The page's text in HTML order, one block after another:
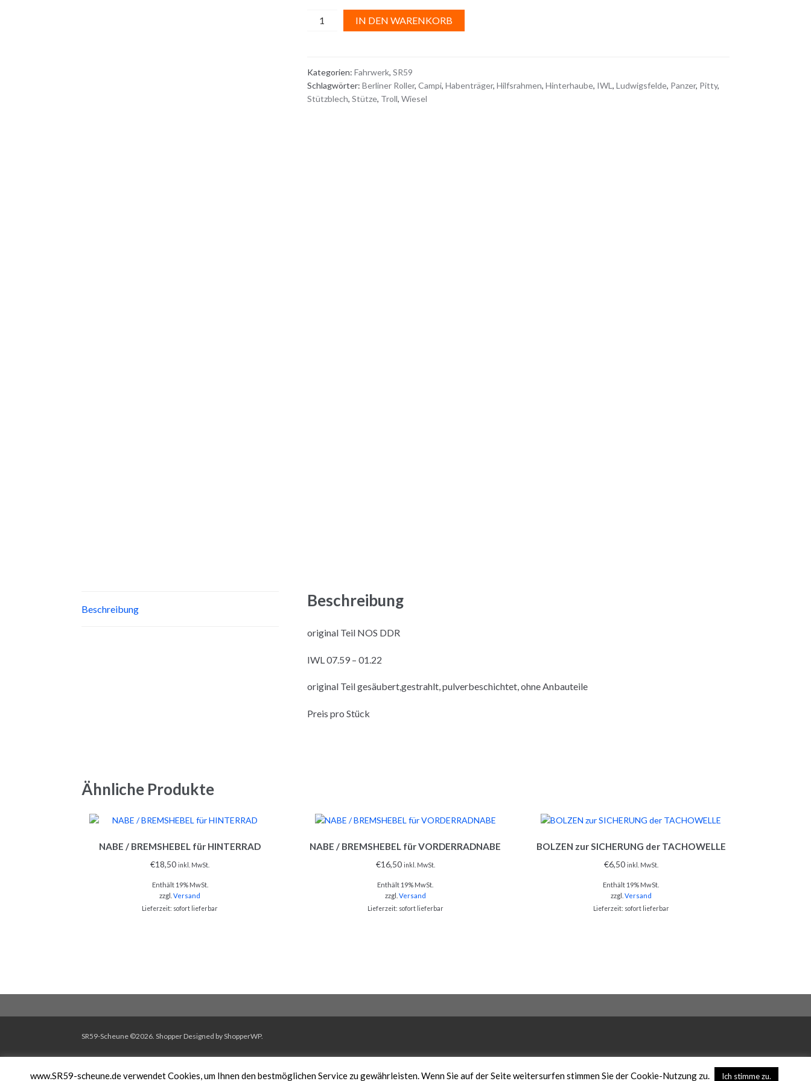
STÜTZE
IN DEN WARENKORB
n
Kategorien: Fahrwerk, SR59
Schlagwörter: Berliner Roller, Campi, Habenträger, Hilfsrahmen, Hinterhaube, IWL , Ludwigsfelde, Panzer, Pitty,
Stützblech, Stütze, Troll, Wiesel
Beschreibung Beschreibung
original Teil NOS DDR
IWL 07.59 – 01.22
original Teil gesäubert,gestrahlt, pulverbeschichtet, ohne Anbauteile
Preis pro Stück
Ähnliche Produkte
NABE / BREMSHEBEL für HINTERRAD
€18,50 inkl. MwSt.
Enthält 19% MwSt.
zzgl.Versand
Lieferzeit: sofort lieferbar
NABE / BREMSHEBEL für VORDERRADNABE
€16,50 inkl. MwSt.
Enthält 19% MwSt.
zzgl. Versand
Lieferzeit: sofort lieferbar
BOLZEN zur SICHERUNG der TACHOWELLE
€6,50 inkl. MwSt.
Enthält 19% MwSt.
zzgl. Versand
Lieferzeit: sofort lieferbar
SR59-Scheune ©2026. ShopperDesigned byShopperWP.
IMPRESSUM DATENSCHUTZ ALLGEMEINE GESCHÄFTSBEDINGUNGEN VERSAND & LIEFERUNG ZAHLUNGSWEISEN WIDERRUF VERTRAG WIDERRUFEN
www.SR59-scheune.de verwendet Cookies, um Ihnen den bestmöglichen Service zu gewährleisten. Wenn Sie auf der Seite weitersurfen stimmen Sie der Cookie-Nutzung zu. Ich stimme zu.